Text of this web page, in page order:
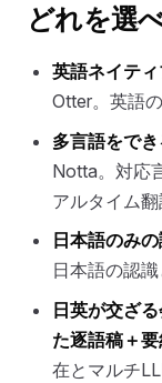
どれを選
英語ネイテ
Otter。英語
多言語をで
Notta。対応
アルタイム翻
日本語のみ
日本語の認
日英が交ざ
た逐語稿＋
在とマルチ